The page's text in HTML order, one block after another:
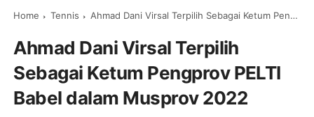
Home Tennis Ahmad Dani Virsal Terpilih Sebagai Ketum Pengprov PELTI Babel dalam Musprov 2022
Ahmad Dani Virsal Terpilih
Sebagai Ketum Pengprov PELTI
Babel dalam Musprov 2022